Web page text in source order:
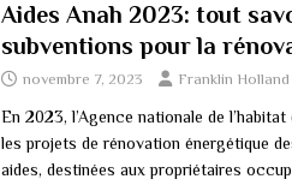
Aides Anah 2023: tout
subventions pour la
novembre 7, 2023 Franklin Holland
En 2023, l’Agence nationale de
les projets de rénovation énergétique
aides, destinées aux propriétaires